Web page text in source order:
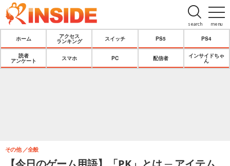
menu
search
ホーム
アクセス
ランキング
スイッチ PS5 PS4
読者
アンケート
スマホ PC 配信者
インサイドちゃ
ん
その他 全般